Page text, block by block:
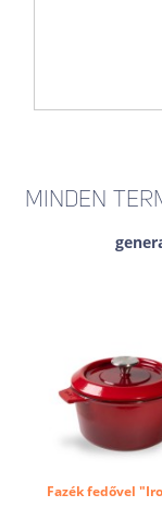
MINDEN
Fazék fedővel